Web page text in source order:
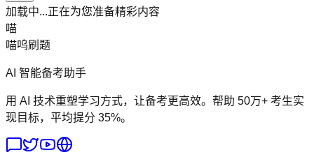
加载中...正在为您准备精彩内容
喵
喵呜刷题
AI 智能备考助手
用 AI 技术重塑学习方式，让备考更高效。帮助 50万+ 考生实
现目标，平均提分 35%。